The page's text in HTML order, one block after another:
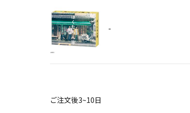
-
ご注文後3~10日